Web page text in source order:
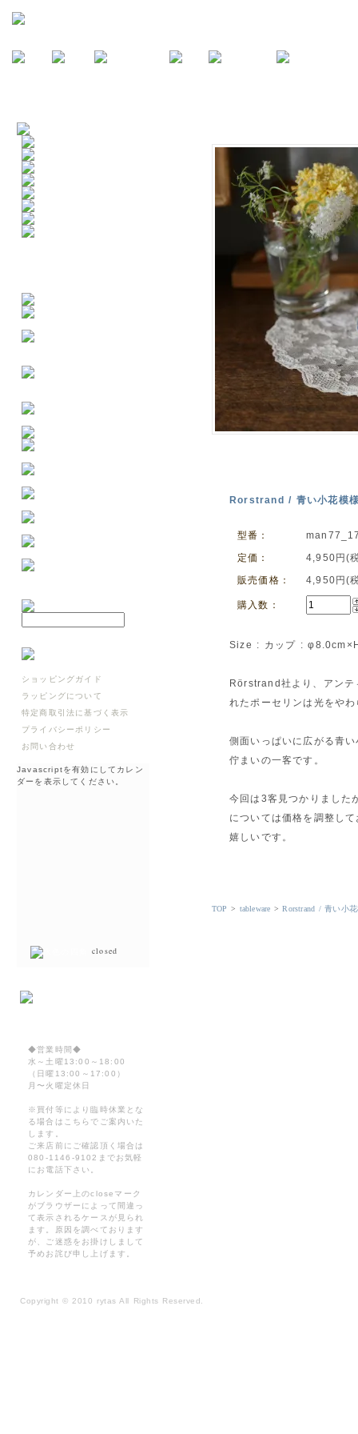
Rorstrand / 青い小花模
型番：
定価：
4,950円(
販売価格：
4,950円(
購入数：
Size : カップ :
Rörstrand社より、アンテ
れたポーセリンは光をや
側面いっぱいに広がる青
佇まいの一客です。
今回は3客見つかりました
については価格を調整し
嬉しいです。
TOP > tableware >Rorstrand / 青い小
ショッピングガイド
ラッピングについて
特定商取引法に基づく表示
プライバシーポリシー
お問い合わせ
Javascriptを有効にしてカレン
ダーを表示してください。
closed
◆営業時間◆
水～土曜13:00～18:00
（日曜13:00～17:00）
月〜火曜定休日
※買付等により臨時休業とな
る場合はこちらでご案内いた
します。
ご来店前にご確認頂く場合は
080-1146-9102までお気軽
にお電話下さい。
カレンダー上のcloseマーク
がブラウザーによって間違っ
て表示されるケースが見られ
ます。原因を調べております
が、ご迷惑をお掛けしまして
予めお詫び申し上げます。
Copyright© 2010 rytas All Rights Reserved.